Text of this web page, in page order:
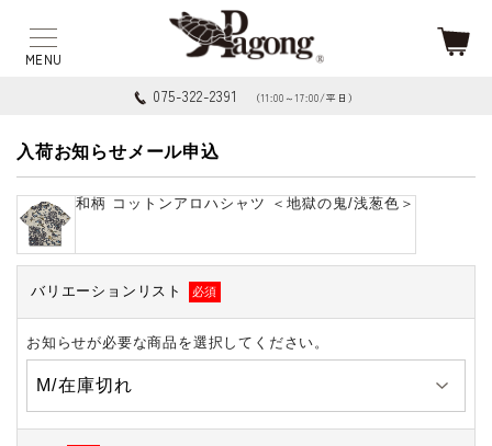
075-322-2391 （11:00～17:00/平日）
入荷お知らせメール申込
和柄 コットンアロハシャツ ＜地獄の鬼/浅葱色＞
バリエーションリスト 必須
お知らせが必要な商品を選択してください。